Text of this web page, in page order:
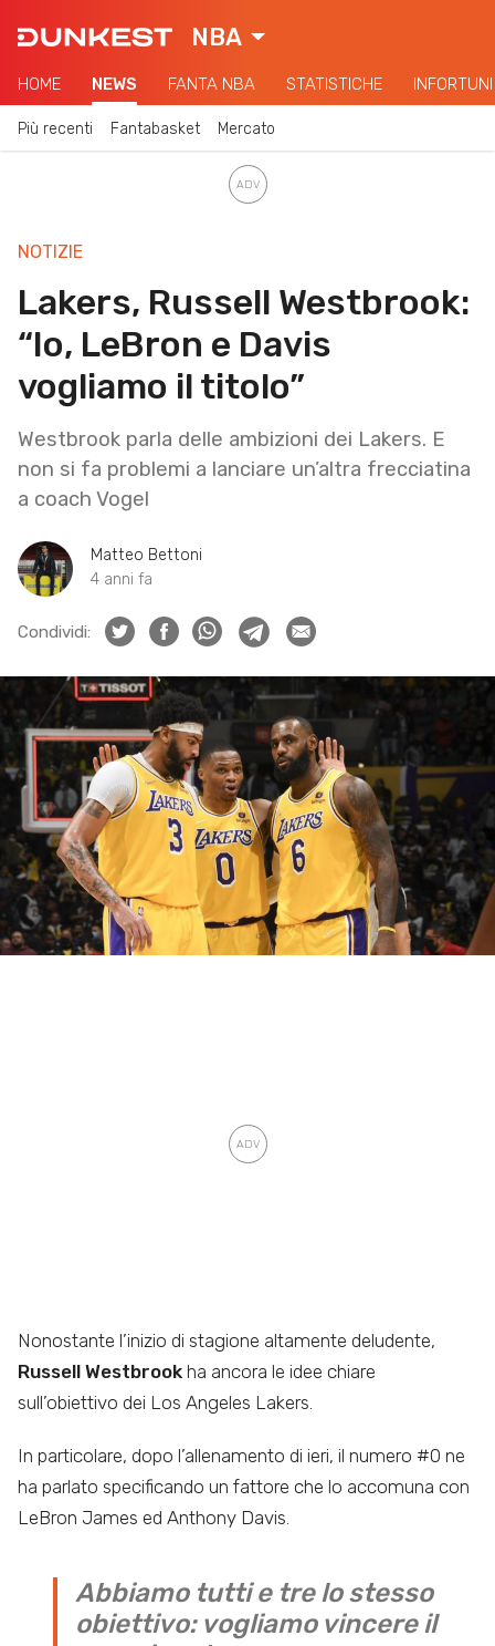
NBA
HOME NEWS FANTA NBA STATISTICHE INFORTUNI
Più recenti Fantabasket Mercato
NOTIZIE
Lakers, Russell Westbrook:
“Io, LeBron e Davis
vogliamo il titolo”
Westbrook parla delle ambizioni dei Lakers. E
non si fa problemi a lanciare un’altra frecciatina
a coach Vogel
Matteo Bettoni
4 anni fa
Condividi:
Nonostante l’inizio di stagione altamente deludente,
Russell Westbrook ha ancora le idee chiare
sull’obiettivo dei Los Angeles Lakers.
In particolare, dopo l’allenamento di ieri, il numero #0 ne
ha parlato specificando un fattore che lo accomuna con
LeBron James ed Anthony Davis.
Abbiamo tutti e tre lo stesso
obiettivo: vogliamo vincere il